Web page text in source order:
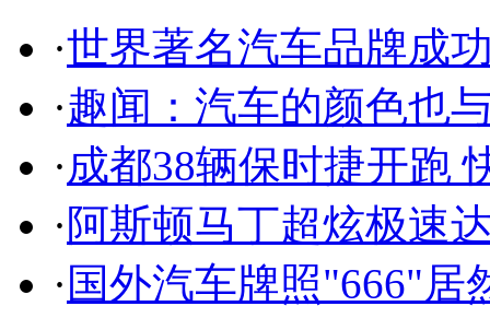
·世界著名汽车品牌成
·趣闻：汽车的颜色也
·成都38辆保时捷开跑
·阿斯顿马丁超炫极速
· 国外汽车牌照"666"居